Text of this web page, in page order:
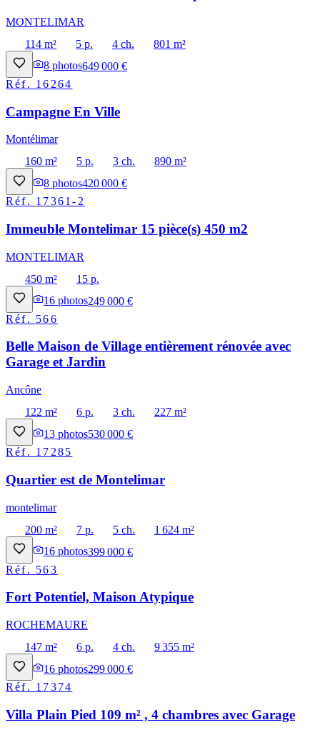
MONTELIMAR
114 m²
5 p. 4 ch.
801 m²
8 photos649 000 €
Réf. 16264
Campagne En Ville
Montélimar
160 m²
5 p. 3 ch.
890 m²
8 photos420 000 €
Réf. 17361-2
Immeuble Montelimar 15 pièce(s) 450 m2
MONTELIMAR
450 m²
15 p.
16 photos249 000 €
Réf. 566
Belle Maison de Village entièrement rénovée avec
Garage et Jardin
Ancône
122 m²
6 p. 3 ch.
227 m²
13 photos530 000 €
Réf. 17285
Quartier est de Montelimar
montelimar
200 m²
7 p. 5 ch.
1 624 m²
16 photos399 000 €
Réf. 563
Fort Potentiel, Maison Atypique
ROCHEMAURE
147 m²
6 p. 4 ch.
9 355 m²
16 photos299 000 €
Réf. 17374
Villa Plain Pied 109 m² , 4 chambres avec Garage